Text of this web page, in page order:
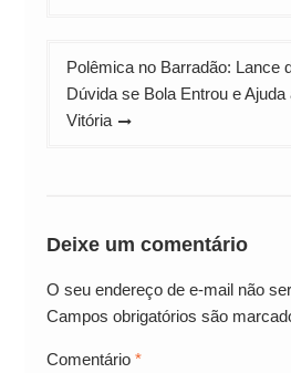
Polêmica no Barradão: Lance
Dúvida se Bola Entrou e
Vitória
Deixe um comentário
O seu endereço de e-mail não
Campos obrigatórios são
Comentário *